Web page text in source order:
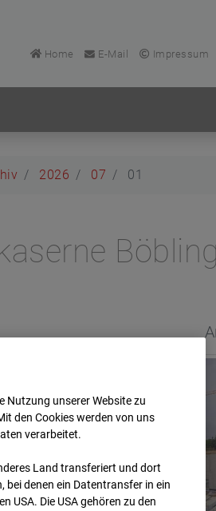
Home E-Mail Impressum
2026 07 01
Nutzung unserer Website zu
den Cookies werden von uns
verarbeitet.
Land transferiert und dort
denen ein Datentransfer in ein
USA. Die USA gehören zu den